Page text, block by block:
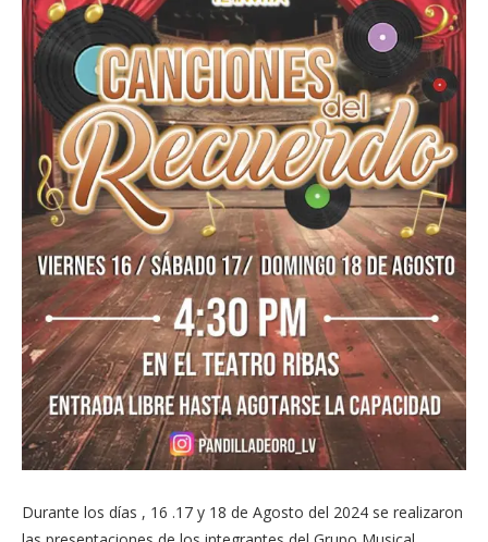
Durante los días , 16 .17 y 18 de Agosto del 2024 se realizaron